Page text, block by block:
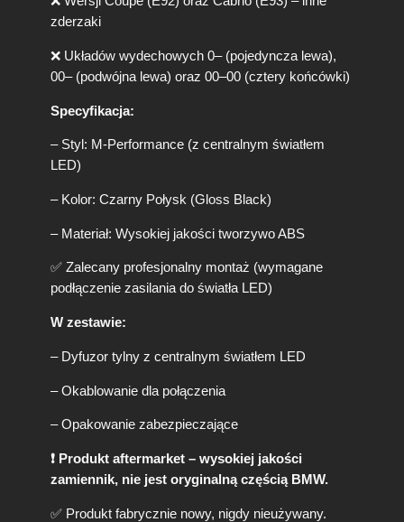
zderzaki
❌ Układów wydechowych 0– (pojedyncza lewa),
00– (podwójna lewa) oraz 00–00 (cztery końcówki)
Specyfikacja:
– Styl: M-Performance (z centralnym światłem
LED)
– Kolor: Czarny Połysk (Gloss Black)
– Materiał: Wysokiej jakości tworzywo ABS
✅ Zalecany profesjonalny montaż (wymagane
podłączenie zasilania do światła LED)
W zestawie:
– Dyfuzor tylny z centralnym światłem LED
– Okablowanie dla połączenia
– Opakowanie zabezpieczające
❗ Produkt aftermarket – wysokiej jakości
zamiennik, nie jest oryginalną częścią BMW.
✅ Produkt fabrycznie nowy, nigdy nieużywany.